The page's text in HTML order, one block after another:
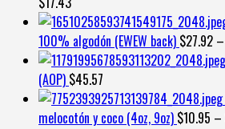
miedo,
ama
sin
miedo”:
el
poderoso
mensaje
100% algodón (EWEW back) $27.92 –
(AOP) $45.57
melocotón y coco (4oz, 9oz) $10.95 –